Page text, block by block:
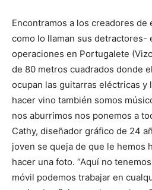
Encontramos a los creadores de
como lo llaman sus detractores-
operaciones en Portugalete
de 80 metros cuadrados donde
ocupan las guitarras eléctricas y
hacer vino también somos
nos aburrimos nos ponemos a
Cathy, diseñador gráfico de 24
joven se queja de que le hemos
hacer una foto. “Aquí no
móvil podemos trabajar en